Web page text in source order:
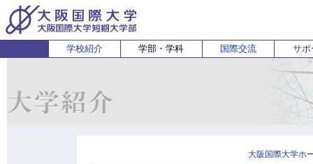
学校紹介 学部・学科
経営学科 国際
国際交流 サポ
卒業生
English
大阪国際大学ホ